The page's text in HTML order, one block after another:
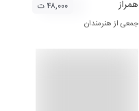
همراز
جمعی از هنرمندان
۴۸,۰۰۰ ت